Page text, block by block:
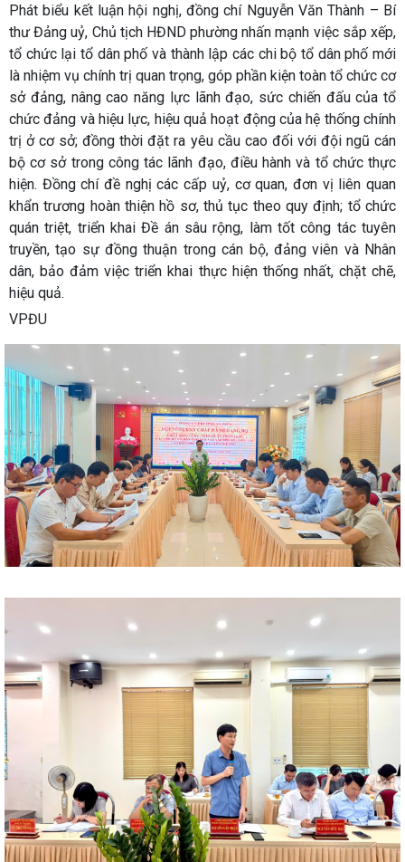
Phát biểu kết luận hội nghị, đồng chí Nguyễn Văn Thành – Bí
thư Đảng uỷ, Chủ tịch HĐND phường nhấn mạnh việc sắp xếp,
tổ chức lại tổ dân phố và thành lập các chi bộ tổ dân phố mới
là nhiệm vụ chính trị quan trọng, góp phần kiện toàn tổ chức cơ
sở đảng, nâng cao năng lực lãnh đạo, sức chiến đấu của tổ
chức đảng và hiệu lực, hiệu quả hoạt động của hệ thống chính
trị ở cơ sở; đồng thời đặt ra yêu cầu cao đối với đội ngũ cán
bộ cơ sở trong công tác lãnh đạo, điều hành và tổ chức thực
hiện. Đồng chí đề nghị các cấp uỷ, cơ quan, đơn vị liên quan
khẩn trương hoàn thiện hồ sơ, thủ tục theo quy định; tổ chức
quán triệt, triển khai Đề án sâu rộng, làm tốt công tác tuyên
truyền, tạo sự đồng thuận trong cán bộ, đảng viên và Nhân
dân, bảo đảm việc triển khai thực hiện thống nhất, chặt chẽ,
hiệu quả.
VPĐU